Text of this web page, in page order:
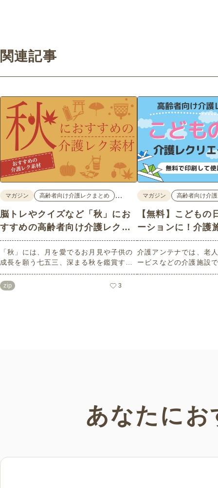
関連記事
マガジン 高齢者向け介護レクまとめ …
脳トレやクイズなど「秋」にお
すすめの高齢者向け介護レク素
材
「秋」には、月を愛でるお月見や子供の
成長を願う七五三、深まる秋を鑑賞する
紅葉狩りなど、心を和ませるイベントが
たくさんあります。今回は介護アンテナ
オリジナルの秋におすすめの高齢者向け
zip 3
マガジン 高齢者向け介
【無料】こどもの
ーションに！介護
高齢者向けレク素
介護アンテナでは、老
ービスなどの介護施設
る高齢者向けレク素材
あなたにお